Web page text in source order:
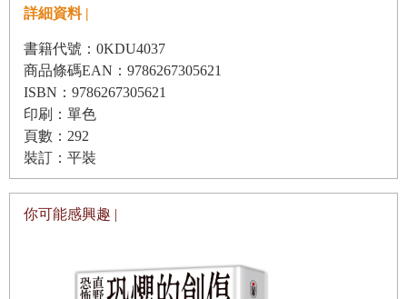
亮起，令喬凡尼不禁一再揉眼睛。
驀然回神才發現，打從剛才，喬凡尼搭乘的小火車就在空咚
空咚不停奔馳。喬凡尼此刻竟然真的坐在夜間輕軌火車亮著
成排小黃燈的車廂內，從車窗望著外面。車廂中，鋪著藍色
天鵝絨的座椅空蕩蕩的，對面漆成鼠灰色的壁面，有二顆巨
大的黃銅按鈕閃閃發亮。
喬凡尼發現前排座位上，有個穿著看似濕淋淋的黑色外套、
身材頎長的孩子，正把頭伸出車窗向外張望。而且那孩子的
道對方是誰，再也按捺不住好奇。就在喬凡尼也想把頭伸出
車窗時，那孩子正好把頭縮回來，朝喬凡尼看過來。
詳細資料 |
書籍代號：0KDU4037
商品條碼EAN：9786267305621
ISBN：9786267305621
印刷：單色
頁數：292
裝訂：平裝
你可能感興趣 |